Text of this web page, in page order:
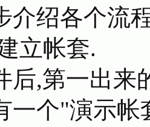
介绍各个流
立帐套.
后,第一出来
一个"演示